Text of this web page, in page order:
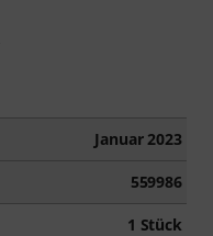
Januar 2023
559986
1 Stück